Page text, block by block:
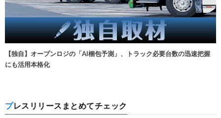
【独自】オープンロジの「AI梱包予測」、トラック必要台数の迅速把握
にも活用本格化
プレスリリースまとめてチェック